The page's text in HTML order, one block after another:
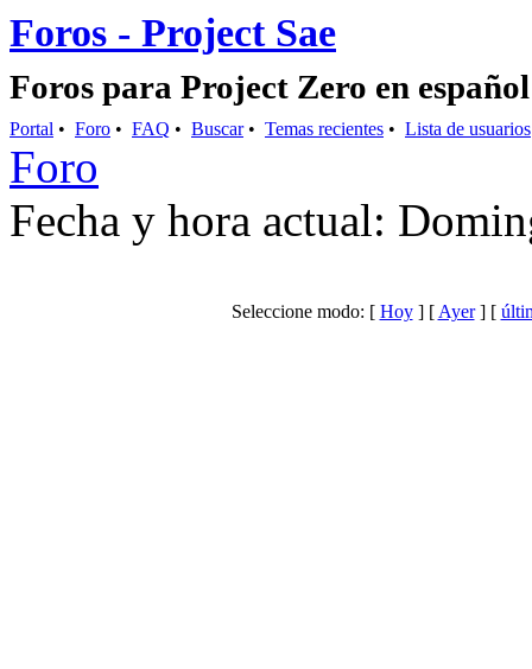
Foros - Project Sae
Foros para Project Zero en español
Portal • Foro • FAQ • Buscar• Temas recientes • Lista de usuarios
Foro
Fecha y hora actual:
Seleccione modo: [ Hoy] [ Ayer] [